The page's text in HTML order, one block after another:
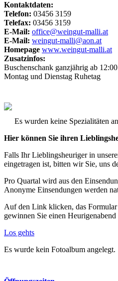
Kontaktdaten:
Telefon: 03456 3159
Telefax: 03456 3159
E-Mail: office@weingut-malli.at
E-Mail: weingut-malli@aon.at
Homepage www.weingut-malli.at
Zusatzinfos:
Buschenschank ganzjährig ab
Montag und Dienstag Ruhetag
Es wurden keine Spezialitäten
Hier können Sie ihren
Falls Ihr Lieblingsheuriger in
eingetragen ist, bitten wir Sie, uns
Pro Quartal wird aus den
Anonyme Einsendungen werden
Auf den Link klicken, das
gewinnen Sie einen Heurigenabend
Los gehts
Es wurde kein Fotoalbum angelegt.